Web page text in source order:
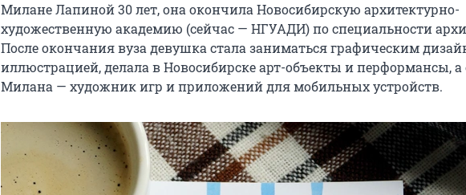
Милане Лапиной 30 лет, она окончила Новосибирскую архитектурно-
художественную академию (сейчас — НГУАДИ) по специальности
После окончания вуза девушка стала заниматься графическим
иллюстрацией, делала в Новосибирске арт-объекты и перформансы, а
Милана — художник игр и приложений для мобильных устройств.